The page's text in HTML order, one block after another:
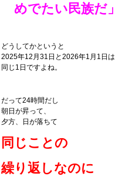
めでたい民族だ」
どうしてかというと
2025年12月31日と2026年1月1日は
同じ1日ですよね。
だって24時間だし
朝日が昇って、
夕方、日が落ちて
同じことの
繰り返しなのに